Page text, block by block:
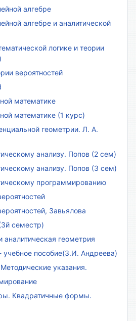
алгебре
алгебре и аналитической
логике и теории
вероятностей
математике
математике (1 курс)
геометрии. Л. А.
анализу. Попов (2 сем)
анализу. Попов (3 сем)
программированию
Завьялова
семестр)
аналитическая геометрия
учебное пособие(З.И. Андреева)
указания.
Квадратичные формы.